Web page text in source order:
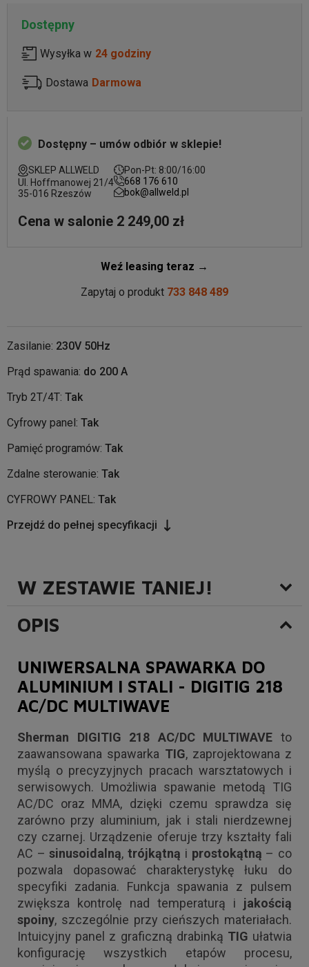
Zasilanie: 230V 50Hz
Prąd spawania: do 200 A
Tryb 2T/4T: Tak
Cyfrowy panel: Tak
Pamięć programów: Tak
Zdalne sterowanie: Tak
CYFROWY PANEL: Tak
Przejdź do pełnej specyfikacji
Dostępny
Wysyłka w 24 godziny
Dostawa Darmowa
Dostępny – umów odbiór w sklepie!
SKLEP ALLWELD
Ul. Hoffmanowej 21/4
35-016 Rzeszów
Pon-Pt: 8:00/16:00
668 176 610
bok@allweld.pl
Cena w salonie 2 249,00 zł
Weź leasing teraz →
Zapytaj o produkt 733 848 489
W ZESTAWIE TANIEJ!
OPIS
UNIWERSALNA SPAWARKA DO
ALUMINIUM I STALI - DIGITIG 218
AC/DC MULTIWAVE
Sherman DIGITIG 218 AC/DC MULTIWAVE to
zaawansowana spawarka TIG, zaprojektowana z
myślą o precyzyjnych pracach warsztatowych i
serwisowych. Umożliwia spawanie metodą TIG
AC/DC oraz MMA, dzięki czemu sprawdza się
zarówno przy aluminium, jak i stali nierdzewnej
czy czarnej. Urządzenie oferuje trzy kształty fali
AC –sinusoidalną,trójkątną i prostokątną – co
pozwala dopasować charakterystykę łuku do
specyfiki zadania. Funkcja spawania z pulsem
zwiększa kontrolę nad temperaturą i jakością
spoiny, szczególnie przy cieńszych materiałach.
Intuicyjny panel z graficzną drabinką TIG ułatwia
konfigurację wszystkich etapów procesu,